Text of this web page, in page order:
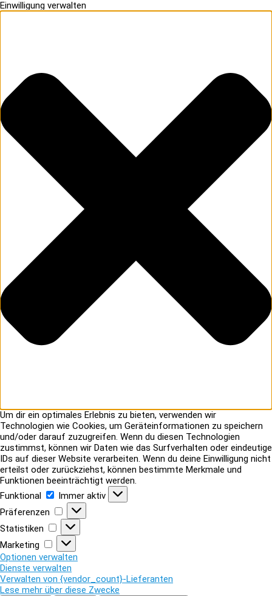
Einwilligung verwalten
Um dir ein optimales Erlebnis zu bieten, verwenden wir
Technologien wie Cookies, um Geräteinformationen zu speichern
und/oder darauf zuzugreifen. Wenn du diesen Technologien
zustimmst, können wir Daten wie das Surfverhalten oder eindeutige
IDs auf dieser Website verarbeiten. Wenn du deine Einwilligung nicht
erteilst oder zurückziehst, können bestimmte Merkmale und
Funktionen beeinträchtigt werden.
Funktional
Funktional
Immer aktiv
Präferenzen
Präferenzen
Statistiken
Statistiken
Marketing
Marketing
Optionen verwalten
Dienste verwalten
Verwalten von {vendor_count}-Lieferanten
Lese mehr über diese Zwecke